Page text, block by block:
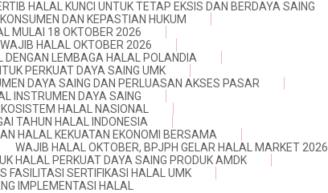
HALAL KUNCI UNTUK TETAP EKSIS DAN BERDAYA SAING
DAN KEPASTIAN HUKUM
MULAI 18 OKTOBER 2026
HALAL OKTOBER 2026
LEMBAGA HALAL POLANDIA
PERKUAT DAYA SAING UMK
DAYA SAING DAN PERLUASAN AKSES PASAR
INSTRUMEN DAYA SAING
HALAL NASIONAL
TAHUN HALAL INDONESIA
HALAL KEKUATAN EKONOMI BERSAMA
WAJIB HALAL OKTOBER, BPJPH GELAR HALAL MARKET 2026
HALAL PERKUAT DAYA SAING PRODUK AMDK
FASILITASI SERTIFIKASI HALAL UMK
IMPLEMENTASI HALAL